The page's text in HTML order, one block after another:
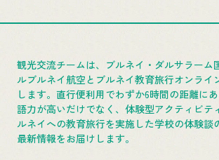
観光交流チームは、ブルネイ・ダルサラーム
ルブルネイ航空とブルネイ教育旅行オンライ
します。直行便利用でわずか6時間の距離に
語力が高いだけでなく、体験型アクティビテ
ルネイへの教育旅行を実施した学校の体験談
最新情報をお届けします。